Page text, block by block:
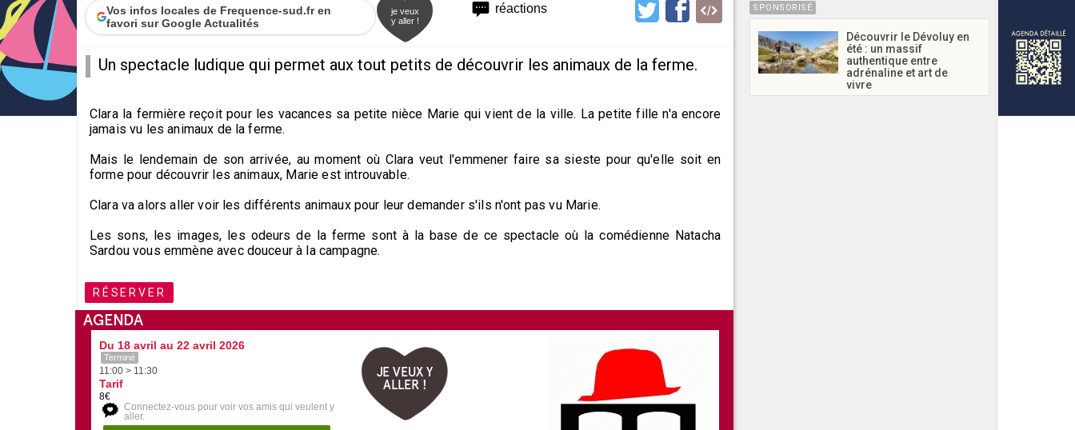
réactions
Vos infos locales de Frequence-sud.fr en
favori sur Google Actualités
je veux
y aller !
Un spectacle ludique qui permet aux tout petits de découvrir les animaux de la ferme.
Clara la fermière reçoit pour les vacances sa petite nièce Marie qui vient de la ville. La petite fille n'a encore
jamais vu les animaux de la ferme.
Mais le lendemain de son arrivée, au moment où Clara veut l'emmener faire sa sieste pour qu'elle soit en
forme pour découvrir les animaux, Marie est introuvable.
Clara va alors aller voir les différents animaux pour leur demander s'ils n'ont pas vu Marie.
Les sons, les images, les odeurs de la ferme sont à la base de ce spectacle où la comédienne Natacha
Sardou vous emmène avec douceur à la campagne.
RÉSERVER
AGENDA
Du 18 avril au 22 avril 2026
Terminé
11:00 > 11:30
Tarif
8€
Connectez-vous pour voir vos amis qui veulent y
aller.
JE VEUX Y
ALLER !
SPONSORISÉ
Découvrir le Dévoluy en
été : un massif
authentique entre
adrénaline et art de
vivre